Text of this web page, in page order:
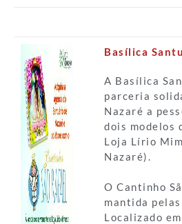
Basílica
A Basílica
parceria
Nazaré a
dois modelos
Loja Lírio
Nazaré).
O Cantinho
mantida
Localizado